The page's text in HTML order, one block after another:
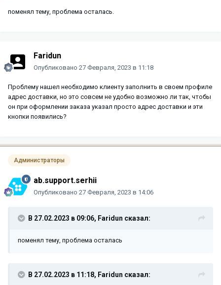
поменял тему, проблема осталась.
Faridun
Опубликовано 27 Февраля, 2023 в 11:18
Проблему нашел необходимо клиенту заполнить в своем профиле
адрес доставки, но это совсем не удобно возможно ли так, чтобы
он при оформлении заказа указал просто адрес доставки и эти
кнопки появились?
Администраторы
ab.support.serhii
Опубликовано 27 Февраля, 2023 в 14:06
В 27.02.2023 в 09:06, Faridun сказал:
поменял тему, проблема осталась
В 27.02.2023 в 11:18, Faridun сказал: